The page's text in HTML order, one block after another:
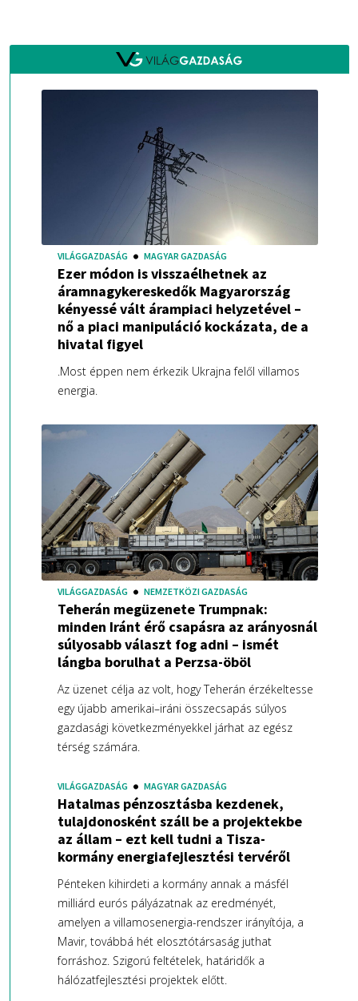
VILÁGGAZDASÁG MAGYAR GAZDASÁG
Ezer módon is visszaélhetnek az
áramnagykereskedők Magyarország
kényessé vált árampiaci helyzetével –
nő a piaci manipuláció kockázata, de a
hivatal figyel
.Most éppen nem érkezik Ukrajna felől villamos
energia.
VILÁGGAZDASÁG NEMZETKÖZI GAZDASÁG
Teherán megüzenete Trumpnak:
minden Iránt érő csapásra az arányosnál
súlyosabb választ fog adni – ismét
lángba borulhat a Perzsa-öböl
Az üzenet célja az volt, hogy Teherán érzékeltesse
egy újabb amerikai–iráni összecsapás súlyos
gazdasági következményekkel járhat az egész
térség számára.
VILÁGGAZDASÁG MAGYAR GAZDASÁG
Hatalmas pénzosztásba kezdenek,
tulajdonosként száll be a projektekbe
az állam – ezt kell tudni a Tisza-
kormány energiafejlesztési tervéről
Pénteken kihirdeti a kormány annak a másfél
milliárd eurós pályázatnak az eredményét,
amelyen a villamosenergia-rendszer irányítója, a
Mavir, továbbá hét elosztótársaság juthat
forráshoz. Szigorú feltételek, határidők a
hálózatfejlesztési projektek előtt.